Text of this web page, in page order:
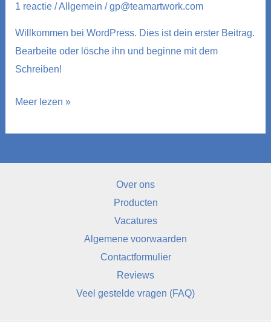
1 reactie /Allgemein /gp@teamartwork.com
Willkommen bei WordPress. Dies ist dein erster Beitrag.
Bearbeite oder lösche ihn und beginne mit dem
Schreiben!
Hallo
Meer lezen »
Over ons
Producten
Vacatures
Algemene voorwaarden
Contactformulier
Reviews
Veel gestelde vragen (FAQ)